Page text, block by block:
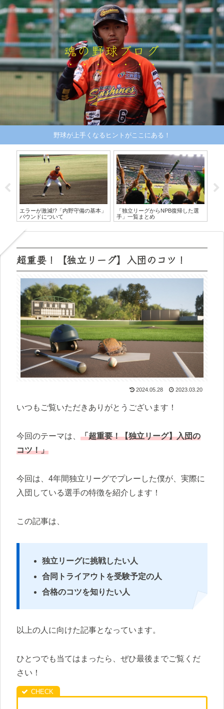
魂の野球ブログ
野球が上手くなるヒントがここにある！
エラーが激減!?「内野守備の基本」
バウンドについて
「独立リーグからNPB復帰した選
手」一覧まとめ
超重要！【独立リーグ】入団のコツ！
2024.05.28 2023.03.20
いつもご覧いただきありがとうございます！
今回のテーマは、 「超重要！【独立リーグ】入団の
コツ！」
今回は、4年間独立リーグでプレーした僕が、実際に
入団している選手の特徴を紹介します！
この記事は、
独立リーグに挑戦したい人
合同トライアウトを受験予定の人
合格のコツを知りたい人
以上の人に向けた記事となっています。
ひとつでも当てはまったら、ぜひ最後までご覧くだ
さい！